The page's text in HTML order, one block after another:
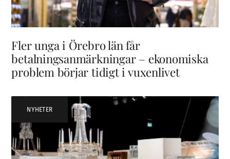
Fler unga i Örebro län får
betalningsanmärkningar – ekonomiska
problem börjar tidigt i vuxenlivet
NYHETER